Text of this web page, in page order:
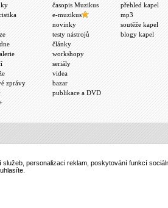
zprávy
časopis Muzikus
e-muzikus
novinky
testy nástrojů
články
workshopy
seriály
videa
bazar
publikace a DVD
přehled kapel
mp3
soutěže kapel
blogy kapel
personalizaci reklam, poskytování funkcí